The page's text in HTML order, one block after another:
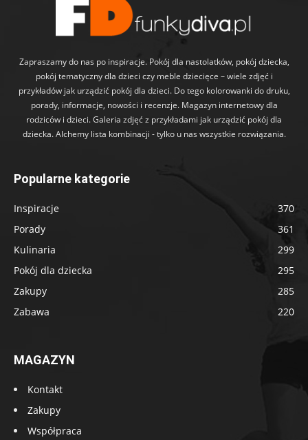
Zapraszamy do nas po inspiracje. Pokój dla nastolatków, pokój dziecka,
pokój tematyczny dla dzieci czy meble dziecięce – wiele zdjęć i
przykładów jak urządzić pokój dla dzieci. Do tego kolorowanki do druku,
porady, informacje, nowości i recenzje. Magazyn internetowy dla
rodziców i dzieci. Galeria zdjęć z przykładami jak urządzić pokój dla
dziecka. Alchemy lista kombinacji - tylko u nas wszystkie rozwiązania.
Popularne kategorie
Inspiracje
370
Porady
361
Kulinaria
299
Pokój dla dziecka
295
Zakupy
285
Zabawa
220
MAGAZYN
Kontakt
Zakupy
Współpraca